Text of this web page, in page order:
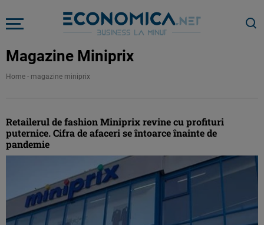
Magazine Miniprix
Home - magazine miniprix
Retailerul de fashion Miniprix revine cu profituri
puternice. Cifra de afaceri se întoarce înainte de
pandemie